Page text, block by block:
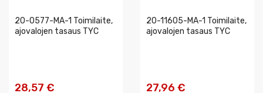
20-0577-MA-1 Toimilaite,
ajovalojen tasaus TYC
28,57 €
20-11605-MA-1 Toimilaite,
ajovalojen tasaus TYC
27,96 €